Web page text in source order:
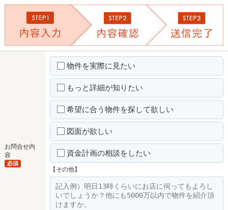
お問合せ内
容
必須
物件を実際に見たい
もっと詳細が知りたい
希望に合う物件を探して欲しい
図面が欲しい
資金計画の相談をしたい
【その他】